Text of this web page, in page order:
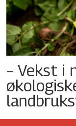
– Vekst i